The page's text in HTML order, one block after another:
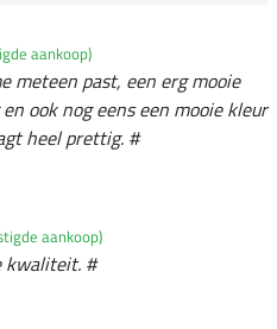
aankoop)
meteen past, een erg mooie
ook nog eens een mooie kleur
heel prettig. #
aankoop)
kwaliteit. #